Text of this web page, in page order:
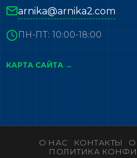
arnika@arnika2.com
ПН-ПТ: 10:00-18:00
КАРТА САЙТА →
О НАС КОНТАКТЫ
ПОЛИТИКА